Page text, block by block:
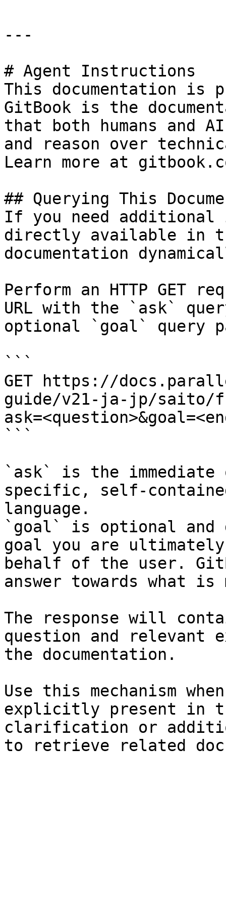
---
# Agent Instructions
This documentation is
GitBook is the
that both humans and
and reason over
Learn more at
## Querying This
If you need
directly available in
documentation
Perform an HTTP GET
URL with the `ask`
optional `goal` query
```
GET https://
guide/v21-ja-jp/saito/
```
`ask` is the
specific, self-
language.
`goal` is optional and
goal you are
behalf of the user.
answer towards what
The response will
question and relevant
the documentation.
Use this mechanism
explicitly present in
clarification or